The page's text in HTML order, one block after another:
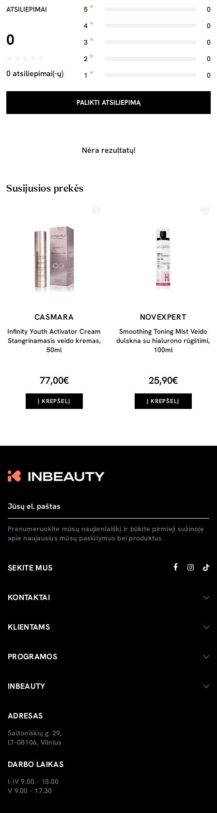
ATSILIEPIMAI
0
0 atsiliepimai(-ų)
5
0
4
0
3
0
2
0
1
0
PALIKTI ATSILIEPIMĄ
Nėra rezultatų!
Susijusios prekės
CASMARA
Infinity Youth Activator Cream
Stangrinamasis veido kremas,
50ml
77,00€
Į KREPŠELĮ
NOVEXPERT
Smoothing Toning Mist Veido
dulskna su hialurono rūgštimi,
100ml
25,90€
Į KREPŠELĮ
Prenumeruokite mūsų naujienlaiškį ir būkite pirmieji sužinoję
apie naujausius mūsų pasiūlymus bei produktus.
SEKITE MUS
KONTAKTAI
KLIENTAMS
PROGRAMOS
INBEAUTY
ADRESAS
Saltoniškių g. 29,
LT-08106, Vilnius
DARBO LAIKAS
I-IV 9.00 - 18.00
V 9.00 - 17.30